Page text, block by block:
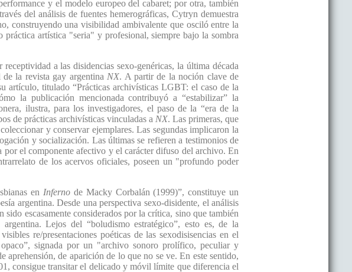
y el modelo europeo del cabaret; por otra, también
del análisis de fuentes hemerográficas, Cytryn demuestra
construyendo una visibilidad ambivalente que osciló entre la
artística "seria" y profesional, siempre bajo la sombra
a las disidencias sexo-genéricas, la última década
la revista gay argentina NX. A partir de la noción clave de
artículo, titulado “Prácticas archivísticas LGBT: el caso de la
la publicación mencionada contribuyó a “estabilizar” la
ilustra, para los investigadores, el paso de la “era de la
de prácticas archivísticas vinculadas a NX. Las primeras, que
y conservar ejemplares. Las segundas implicaron la
y socialización. Las últimas se refieren a testimonios de
por el componente afectivo y el carácter difuso del archivo. En
de los acervos oficiales, poseen un "profundo poder
en Inferno de Macky Corbalán (1999)”, constituye un
argentina. Desde una perspectiva sexo-disidente, el análisis
escasamente considerados por la crítica, sino que también
Lejos del “boludismo estratégico”, esto es, de la
re/presentaciones poéticas de las sexodisisencias en el
signada por un "archivo sonoro prolífico, peculiar y
aprehensión, de aparición de lo que no se ve. En este sentido,
consigue transitar el delicado y móvil límite que diferencia el